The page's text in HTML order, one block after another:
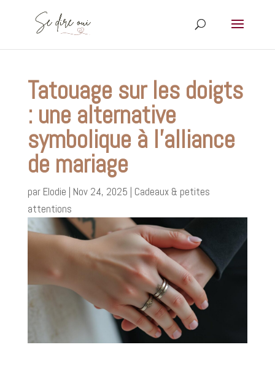
Tatouage sur les doigts
: une alternative
symbolique à l’alliance
de mariage
par Elodie | Nov 24, 2025 | Cadeaux & petites
attentions